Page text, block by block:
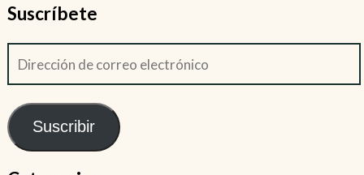
Suscríbete
Suscribir